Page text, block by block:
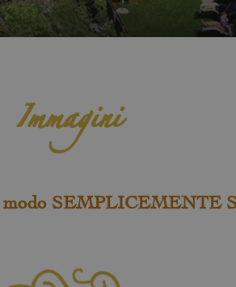
Immagini
modo SEMPLICEMENTE